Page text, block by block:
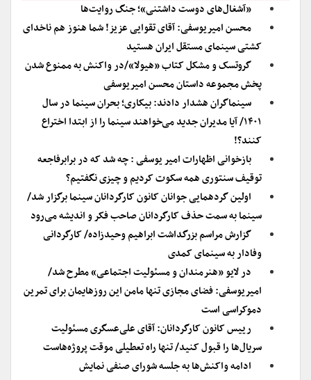
«آشغال‌های دوست داشتنی»؛ جنگ روایت‌ها
محسن امیریوسفی: آقای تقوایی عزیز! شما هنوز هم ناخدای
کشتی سینمای مستقل ایران هستید
گروتسک و مشکل کتاب «هیولا»/در واکنش به ممنوع شدن
پخش مجموعه داستان محسن امیریوسفی
سینماگران هشدار دادند: بیکاری؛ بحران سینما در سال
۱۴۰۱/ آیا مدیران جدید می‌خواهند سینما را از ابتدا اختراع
کنند؟!
بازخوانی اظهارات امیر یوسفی : چه شد که در برابرفاجعه‌
توقیف سنتوری همه سکوت کردیم و چیزی نگفتیم؟
اولین گردهمایی جوانان کانون کارگردانان سینما برگزار شد/
سینما به سمت حذف کارگردانان صاحب فکر و اندیشه می‌رود
گزارش مراسم بزرگداشت ابراهیم وحیدزاده/ کارگردانی
وفادار به سینمای کمدی
در لایو «هنرمندان و مسئولیت اجتماعی» مطرح شد/
امیریوسفی: فضای مجازی تنها مامن این روزهایمان برای تمرین
دموکراسی است
رییس کانون کارگردانان: آقای علی‌عسگری مسئولیت
سریال‌ها را قبول کنید/ تنها راه تعطیلی موقت پروژه‌هاست
ادامه واکنش‌ها به جلسه شورای صنفی نمایش